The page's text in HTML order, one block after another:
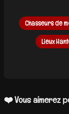
Chasseurs de
Lieux
❤️ Vous aimerez